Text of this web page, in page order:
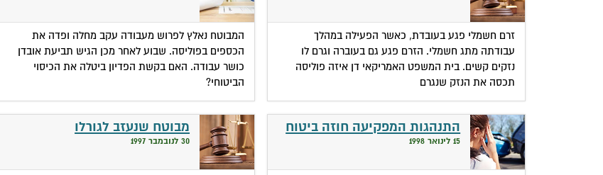
זרם חשמלי פגע בעובדת, כאשר הפעילה במהלך
עבודתה מתג חשמלי. הזרם פגע גם בעוברה וגרם לו
נזקים קשים. בית המשפט האמריקאי דן איזה פוליסה
תכסה את הנזק שנגרם
המבוטח נאלץ לפרוש מעבודה עקב מחלה ופדה את
הכספים בפוליסה. שבוע לאחר מכן הגיש תביעת אובדן
כושר עבודה. האם בקשת הפדיון ביטלה את הכיסוי
הביטוחי?
התנהגות המפקיעה חוזה ביטוח
15 לינואר 1998
מבוטח שנעזב לגורלו
30 לנובמבר 1997